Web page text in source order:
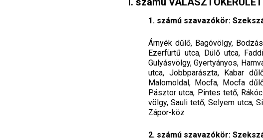
1. számú szavazókör:
Árnyék dűlő, Bagóvölgy,
Ezerfürtű utca, Dülő utca,
Gulyásvölgy, Gyertyányos,
utca, Jobbparászta, Kabar
Malomoldal, Mocfa, Mocfa
Pásztor utca, Pintes tető,
völgy, Sauli tető, Selyem utca,
Zápor-köz
2. számú szavazókör: